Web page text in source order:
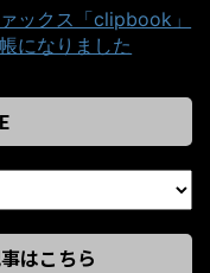
ックス「clipbook」
になりました
はこちら